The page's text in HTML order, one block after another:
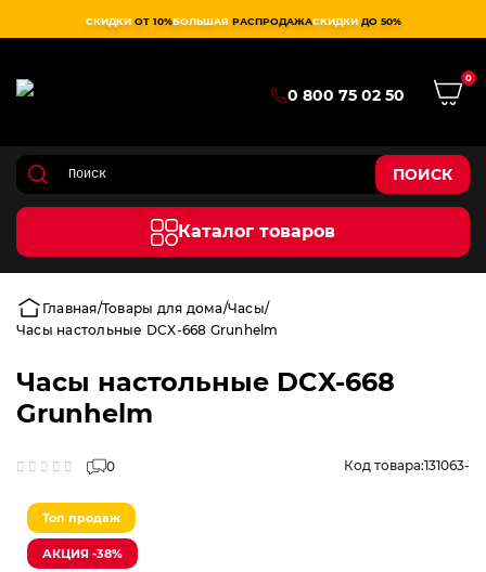
СКИДКИ ОТ 10%БОЛЬШАЯ РАСПРОДАЖАСКИДКИ ДО 50%
0 800 75 02 50
0
ПОИСК
Каталог товаров
Главная Товары для дома Часы
Часы настольные DCX-668 Grunhelm
Часы настольные DCX-668
Grunhelm
0 Код товара:131063-
Топ продаж
АКЦИЯ -38%